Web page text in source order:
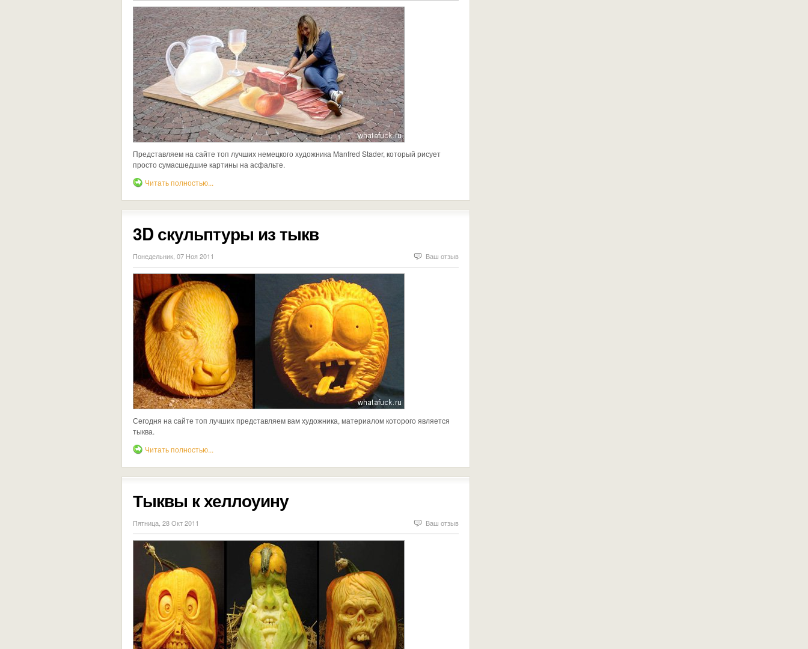
Представляем на сайте топ лучших немецкого художника Manfred Stader, который рисует
просто сумасшедшие картины на асфальте.
Читать полностью...
3D скульптуры из тыкв
Понедельник, 07 Ноя 2011 Ваш отзыв
Сегодня на сайте топ лучших представляем вам художника, материалом которого является
тыква.
Читать полностью...
Тыквы к хеллоуину
Пятница, 28 Окт 2011 Ваш отзыв